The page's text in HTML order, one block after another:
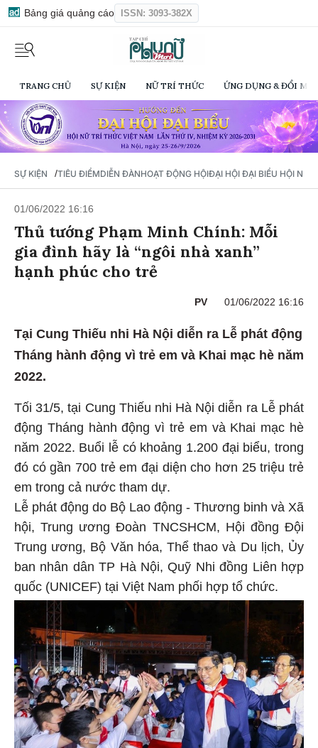
Bảng giá quảng cáo ISSN: 3093-382X
TRANG CHỦ SỰ KIỆN NỮ TRÍ THỨC ỨNG DỤNG & ĐỔI
SỰ KIỆN /TIÊU ĐIỂMDIỄN ĐÀNHOẠT ĐỘNG HỘIĐẠI HỘI ĐẠI BIỂU HỘI NỮ
01/06/2022 16:16
Thủ tướng Phạm Minh Chính: Mỗi
gia đình hãy là “ngôi nhà xanh”
hạnh phúc cho trẻ
PV 01/06/2022 16:16
Tại Cung Thiếu nhi Hà Nội diễn ra Lễ phát động
Tháng hành động vì trẻ em và Khai mạc hè năm
2022.
Tối 31/5, tại Cung Thiếu nhi Hà Nội diễn ra Lễ phát
động Tháng hành động vì trẻ em và Khai mạc hè
năm 2022. Buổi lễ có khoảng 1.200 đại biểu, trong
đó có gần 700 trẻ em đại diện cho hơn 25 triệu trẻ
em trong cả nước tham dự.
Lễ phát động do Bộ Lao động - Thương binh và Xã
hội, Trung ương Đoàn TNCSHCM, Hội đồng Đội
Trung ương, Bộ Văn hóa, Thể thao và Du lịch, Ủy
ban nhân dân TP Hà Nội, Quỹ Nhi đồng Liên hợp
quốc (UNICEF) tại Việt Nam phối hợp tổ chức.